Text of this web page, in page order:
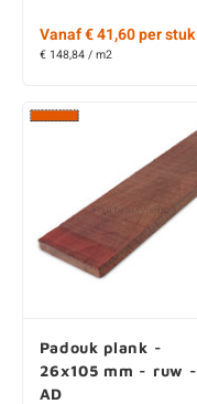
Vanaf € 41,60 per stuk
€ 148,84 / m2
Padouk plank -
26x105 mm - ruw -
AD